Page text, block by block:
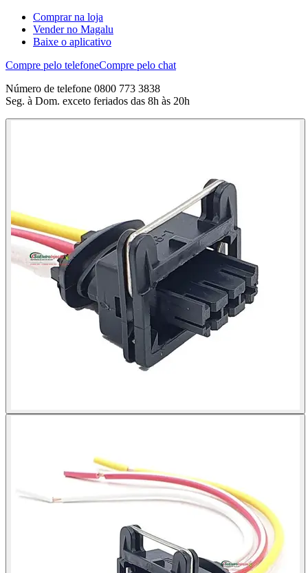
Comprar na loja
Vender no Magalu
Baixe o aplicativo
Compre pelo telefoneCompre pelo chat
Número de telefone 0800 773 3838
Seg. à Dom. exceto feriados das 8h às 20h